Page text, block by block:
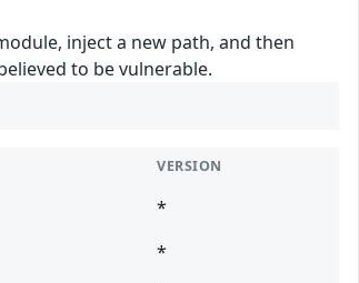
inject a new path, and then
to be vulnerable.
VERSION
*
*